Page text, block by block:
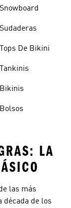
Snowboard
Sudaderas
Tops De Bikini
Tankinis
Bikinis
Bolsos
LA
las más
década de los